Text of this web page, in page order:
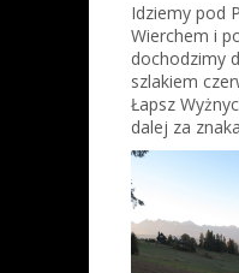
Idziemy pod
Wierchem i
dochodzimy
szlakiem
Łapsz
dalej za